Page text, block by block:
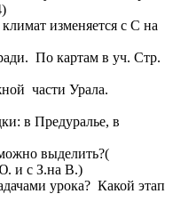
изменяется с С на
По картам в уч. Стр.
Урала.
в Предуралье, в
выделить?(
и с З.на В.)
урока? Какой этап